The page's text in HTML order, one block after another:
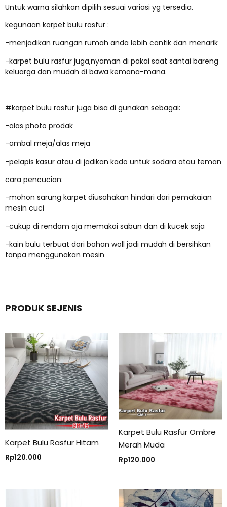
Untuk warna silahkan dipilih sesuai variasi yg tersedia.
kegunaan karpet bulu rasfur :
-menjadikan ruangan rumah anda lebih cantik dan menarik
-karpet bulu rasfur juga,nyaman di pakai saat santai bareng
keluarga dan mudah di bawa kemana-mana.
#karpet bulu rasfur juga bisa di gunakan sebagai:
-alas photo prodak
-ambal meja/alas meja
-pelapis kasur atau di jadikan kado untuk sodara atau teman
cara pencucian:
-mohon sarung karpet diusahakan hindari dari pemakaian
mesin cuci
-cukup di rendam aja memakai sabun dan di kucek saja
-kain bulu terbuat dari bahan woll jadi mudah di bersihkan
tanpa menggunakan mesin
PRODUK SEJENIS
Karpet Bulu Rasfur Hitam
Rp120.000
Karpet Bulu Rasfur Ombre
Merah Muda
Rp120.000